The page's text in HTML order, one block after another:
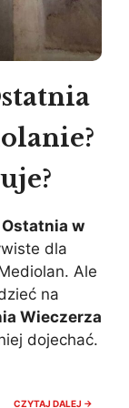
w
dla
Ale
na
Wieczerza
dojechać.
CZYTAJ DALEJ →